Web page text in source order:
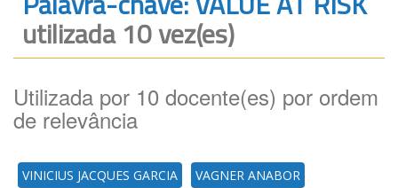
Legislação
utilizada 10 vez(es)
Utilizada por 10 docente(es) por ordem
de relevância
VINICIUS JACQUES GARCIA VAGNER ANABOR